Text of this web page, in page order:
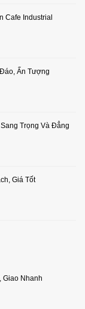
Cafe Industrial
Ấn Tượng
Trọng Và Đẳng
Giá Tốt
Giao Nhanh